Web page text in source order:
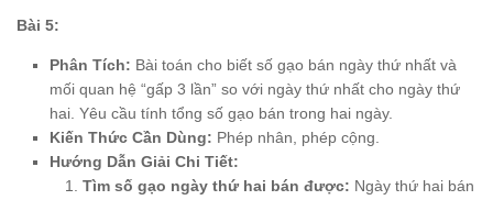
Bài 5:
Phân Tích: Bài toán cho biết số gạo bán ngày thứ nhất và
mối quan hệ “gấp 3 lần” so với ngày thứ nhất cho ngày thứ
hai. Yêu cầu tính tổng số gạo bán trong hai ngày.
Kiến Thức Cần Dùng: Phép nhân, phép cộng.
Hướng Dẫn Giải Chi Tiết:
Tìm số gạo ngày thứ hai bán được: Ngày thứ hai bán